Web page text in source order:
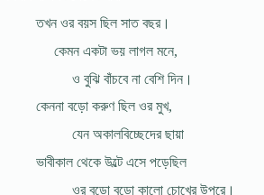
তখন ওর বয়স ছিল সাত বছর।
কেমন একটা ভয় লাগল মনে,
ও বুঝি বাঁচবে না বেশি দিন।
কেননা বড়ো করুণ ছিল ওর মুখ,
যেন অকালবিচ্ছেদের ছায়া
ভাবীকাল থেকে উল্টে এসে পড়েছিল
ওর বড়ো বড়ো কালো চোখের উপরে।